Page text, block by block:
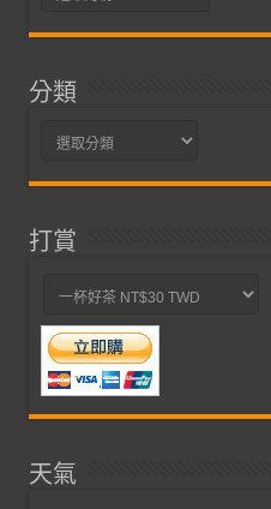
分類
分
打賞
天氣